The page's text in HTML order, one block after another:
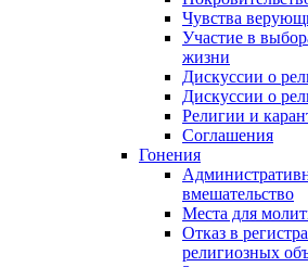
Чувства
Участие в
жизни
Дискуссии о
Дискуссии о
Религии и
Соглашения
Гонения
вмешательство
Места для
Отказ в
религиозных